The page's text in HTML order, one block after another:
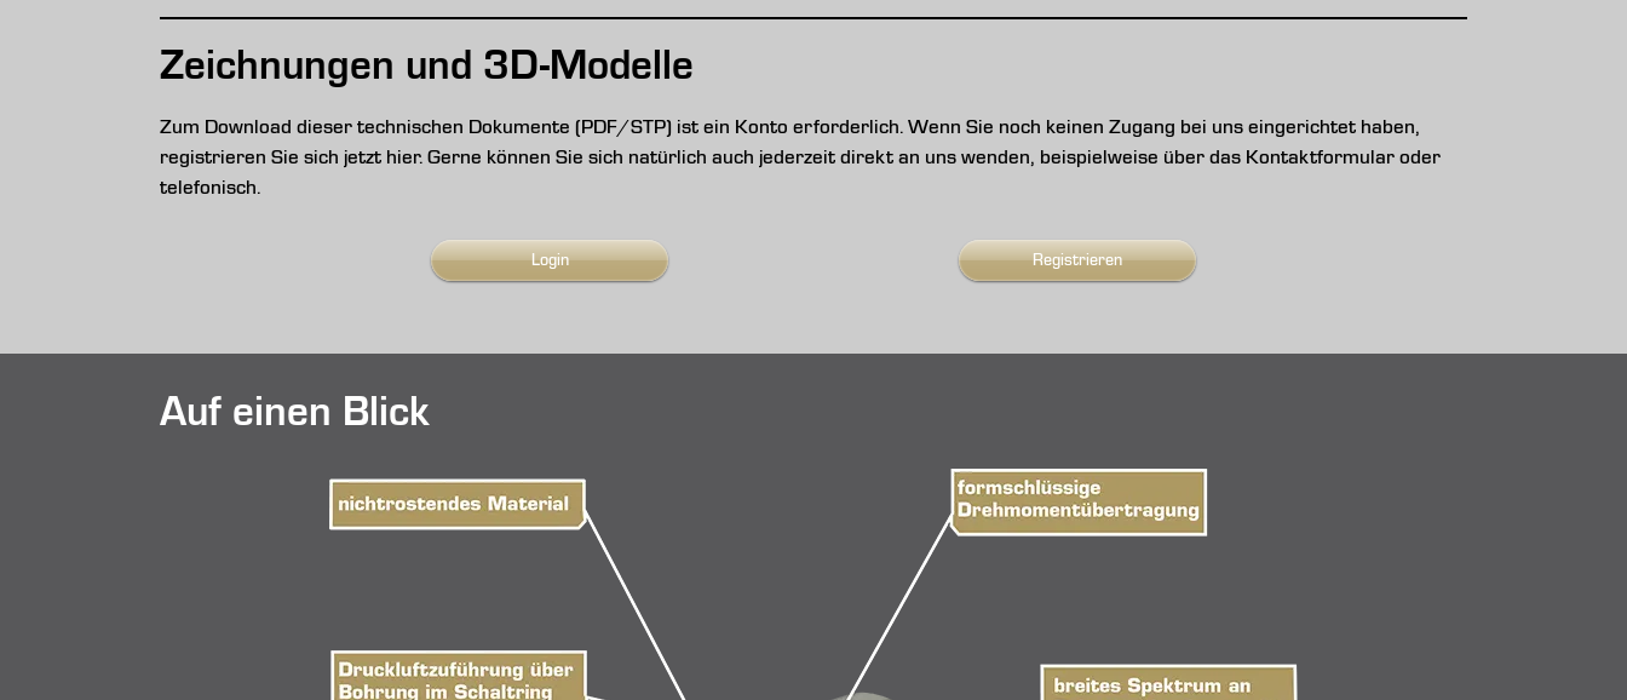
Zeichnungen und 3D-Modelle
Zum Download dieser technischen Dokumente (PDF/STP) ist ein Konto erforderlich. Wenn Sie noch keinen Zugang bei uns eingerichtet haben,
registrieren Sie sich jetzt hier. Gerne können Sie sich natürlich auch jederzeit direkt an uns wenden, beispielweise über das Kontaktformular oder
telefonisch.
Login Registrieren
Auf einen Blick